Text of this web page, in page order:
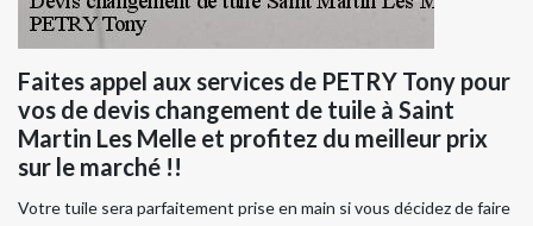
Faites appel aux services de PETRY Tony pour
vos de devis changement de tuile à Saint
Martin Les Melle et profitez du meilleur prix
sur le marché !!
Votre tuile sera parfaitement prise en main si vous décidez de faire